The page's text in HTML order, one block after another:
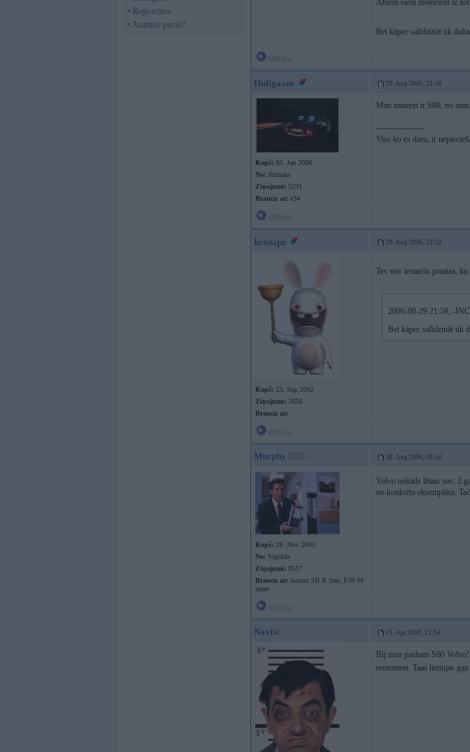
• Reģistrēties
• Aizmirsi paroli?
Abiem siem motoriem iz
Bet kāpec salīdzināt tik
Huligaans 29. Aug 2006, 23:30
Kopš: 03. Jan 2006
No: Jūrmala
Ziņojumi: 5291
Braucu ar: e34
Man muterei ir S80, nu
-----------------
Viss ko es daru, ir
kristapz 29. Aug 2006, 23:52
Kopš: 23. Sep 2002
Ziņojumi: 3658
Braucu ar:
Tev nav ienaacis praataa,
2006-08-29 21:58, -
Bet kāpec salīdzināt tik
Murphy 30. Aug 2006, 08:50
Kopš: 28. Nov 2003
No: Sigulda
Ziņojumi: 8517
Braucu ar: Arteon SB R line, F39 M
sport
Volvo nekāds lētais nav, 2
no konkrēta eksemplāra.
Naviic 15. Apr 2009, 23:54
Bij man pasham S60
remonteet. Taas lietinjas